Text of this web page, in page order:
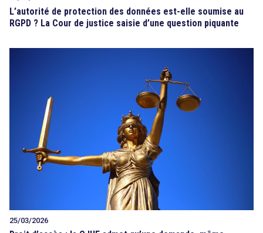
L’autorité de protection des données est-elle soumise au
RGPD ? La Cour de justice saisie d’une question piquante
25/03/2026